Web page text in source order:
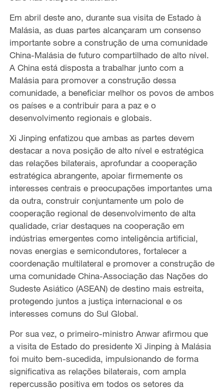
Em abril deste ano, durante sua visita de Estado à
Malásia, as duas partes alcançaram um consenso
importante sobre a construção de uma comunidade
China-Malásia de futuro compartilhado de alto nível.
A China está disposta a trabalhar junto com a
Malásia para promover a construção dessa
comunidade, a beneficiar melhor os povos de ambos
os países e a contribuir para a paz e o
desenvolvimento regionais e globais.
Xi Jinping enfatizou que ambas as partes devem
destacar a nova posição de alto nível e estratégica
das relações bilaterais, aprofundar a cooperação
estratégica abrangente, apoiar firmemente os
interesses centrais e preocupações importantes uma
da outra, construir conjuntamente um polo de
cooperação regional de desenvolvimento de alta
qualidade, criar destaques na cooperação em
indústrias emergentes como inteligência artificial,
novas energias e semicondutores, fortalecer a
coordenação multilateral e promover a construção de
uma comunidade China-Associação das Nações do
Sudeste Asiático (ASEAN) de destino mais estreita,
protegendo juntos a justiça internacional e os
interesses comuns do Sul Global.
Por sua vez, o primeiro-ministro Anwar afirmou que
a visita de Estado do presidente Xi Jinping à Malásia
foi muito bem-sucedida, impulsionando de forma
significativa as relações bilaterais, com ampla
repercussão positiva em todos os setores da